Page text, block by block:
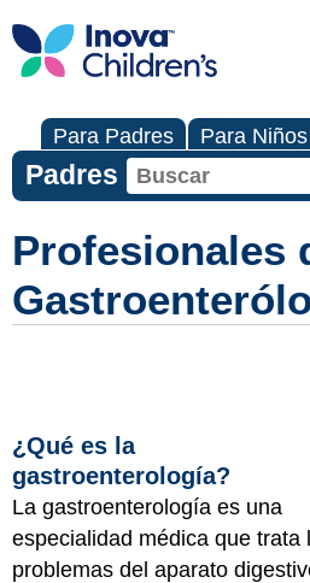
Para Padres Para Niños
Padres
Profesionales
¿Qué es la
gastroenterología?
La gastroenterología es una
especialidad médica que trata
problemas del aparato